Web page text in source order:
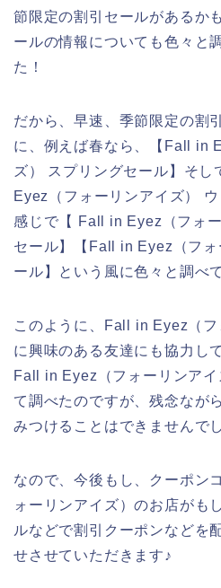
節限定の割引セールがあるか
ールの情報についても色々と
た！
だから、早速、季節限定の割
に、例えば春なら、【Fall in
ズ） スプリングセール】そ
Eyez（フォーリンアイズ）
感じで【 Fall in Eyez（フォ
セール】【Fall in Eyez（フ
ール】という風に色々と調べ
このように、Fall in Eyez（
に興味のある友達にも協力し
Fall in Eyez（フォーリンア
て調べたのですが、残念なが
みつけることはできませんでし
なので、今後もし、クーポン
ォーリンアイズ）のお店がも
ルなどで割引クーポンなどを
せさせていただきます♪